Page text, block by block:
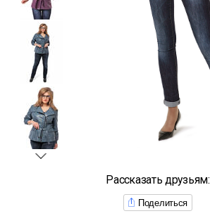
Рассказать друзьям:
Поделиться